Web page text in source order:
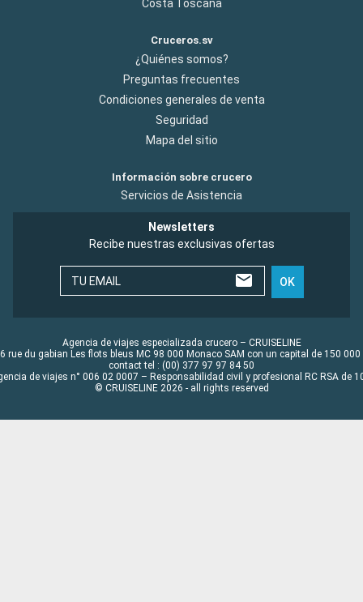
Costa Toscana
Cruceros.sv
¿Quiénes somos?
Preguntas frecuentes
Condiciones generales de venta
Seguridad
Mapa del sitio
Información sobre crucero
Servicios de Asistencia
Newsletters
Recibe nuestras exclusivas ofertas
TU EMAIL OK
Agencia de viajes especializada crucero – CRUISELINE
rue du gabian Les flots bleus MC 98 000 Monaco SAM con un capital de 150 000
contact tel : (00) 377 97 97 84 50
de viajes n° 006 02 0007 – Responsabilidad civil y profesional RC RSA de
© CRUISELINE 2026 - all rights reserved